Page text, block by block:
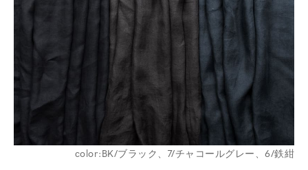
color:BK/ブラック、7/チャコールグレー、6/鉄紺